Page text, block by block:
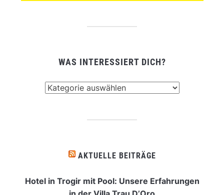
WAS INTERESSIERT DICH?
AKTUELLE BEITRÄGE
Hotel in Trogir mit Pool: Unsere Erfahrungen